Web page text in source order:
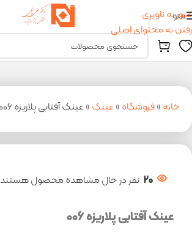
عبور به ناوبری
رفتن به محتوای اصلی
منو
خانه»فروشگاه»عینک»عینک آفتابی پلاریزه 006
20 نفر در حال مشاهده محصول هستند
عینک آفتابی پلاریزه 006